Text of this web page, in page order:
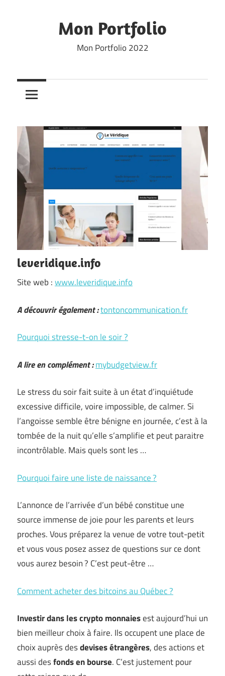
Mon Portfolio
Mon Portfolio 2022
leveridique.info
Site web :www.leveridique.info
A découvrir également :tontoncommunication.fr
Pourquoi stresse-t-on le soir ?
A lire en complément :mybudgetview.fr
Le stress du soir fait suite à un état d’inquiétude
excessive difficile, voire impossible, de calmer. Si
l’angoisse semble être bénigne en journée, c’est à la
tombée de la nuit qu’elle s’amplifie et peut paraitre
incontrôlable. Mais quels sont les …
Pourquoi faire une liste de naissance ?
L’annonce de l’arrivée d’un bébé constitue une
source immense de joie pour les parents et leurs
proches. Vous préparez la venue de votre tout-petit
et vous vous posez assez de questions sur ce dont
vous aurez besoin ? C’est peut-être …
Comment acheter des bitcoins au Québec ?
Investir dans les crypto monnaiesest aujourd’hui un
bien meilleur choix à faire. Ils occupent une place de
choix auprès desdevises étrangères, des actions et
aussi desfonds en bourse. C’est justement pour